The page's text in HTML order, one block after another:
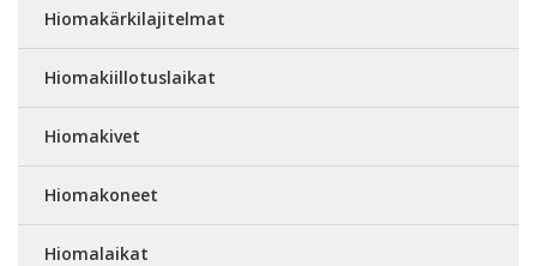
Hiomakärkilajitelmat
Hiomakiillotuslaikat
Hiomakivet
Hiomakoneet
Hiomalaikat